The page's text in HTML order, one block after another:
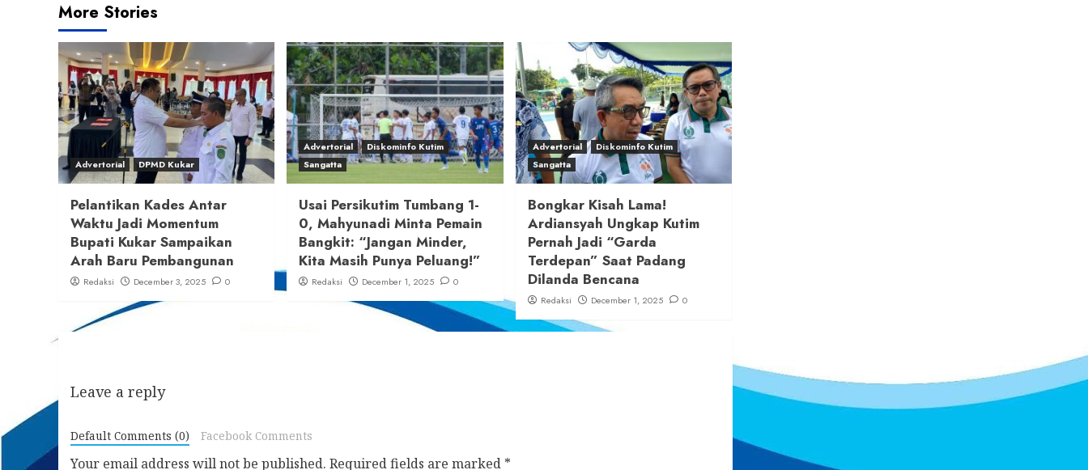
More Stories
Advertorial DPMD Kukar
Pelantikan Kades Antar
Waktu Jadi Momentum
Bupati Kukar Sampaikan
Arah Baru Pembangunan
Redaksi December 3, 2025 0
Advertorial
Diskominfo Kutim
Sangatta
Usai Persikutim Tumbang 1-
0, Mahyunadi Minta Pemain
Bangkit: “Jangan Minder,
Kita Masih Punya Peluang!”
Redaksi December 1, 2025 0
Advertorial
Diskominfo Kutim
Sangatta
Bongkar Kisah Lama!
Ardiansyah Ungkap Kutim
Pernah Jadi “Garda
Terdepan” Saat Padang
Dilanda Bencana
Redaksi December 1, 2025 0
Leave a reply
Default Comments (0) Facebook Comments
Your email address will not be published. Required fields are marked *